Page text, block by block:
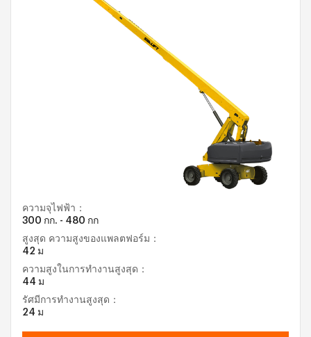
ความจุไฟฟ้า：
300 กก. - 480 กก
สูงสุด ความสูงของแพลตฟอร์ม：
42 ม
ความสูงในการทำงานสูงสุด：
44 ม
รัศมีการทำงานสูงสุด：
24 ม